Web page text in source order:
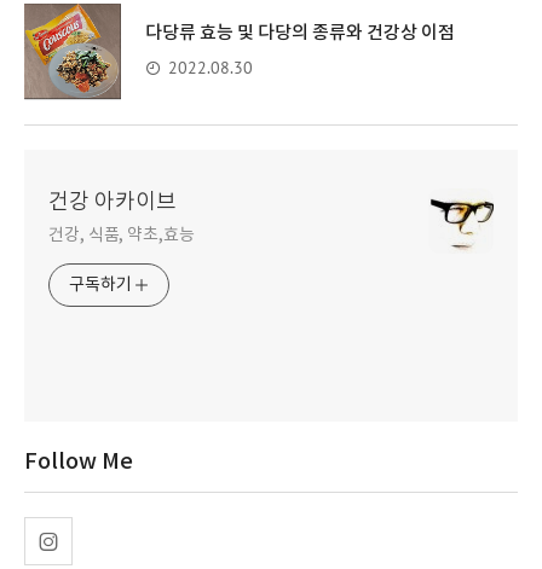
다당류 효능 및 다당의 종류와 건강상 이점
2022.08.30
건강 아카이브
건강, 식품, 약초,효능
구독하기
Follow Me